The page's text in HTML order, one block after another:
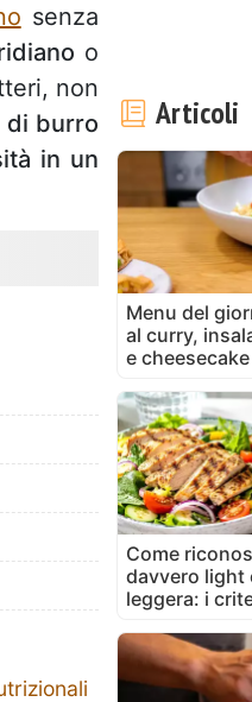
senza
o
non
di burro
in un
Articoli
Menu del
al curry,
e
Come
davvero light
leggera: i